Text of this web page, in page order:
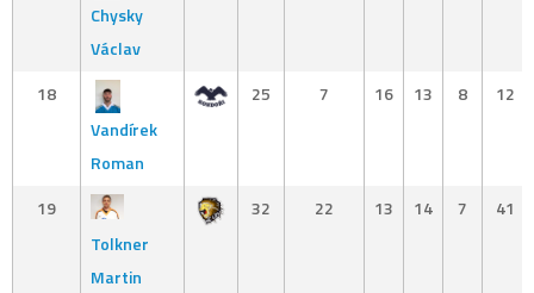
Chysky
Václav
18
Vandírek
Roman
25 7 16 13 8 12
19
Tolkner
Martin
32 22 13 14 7 41